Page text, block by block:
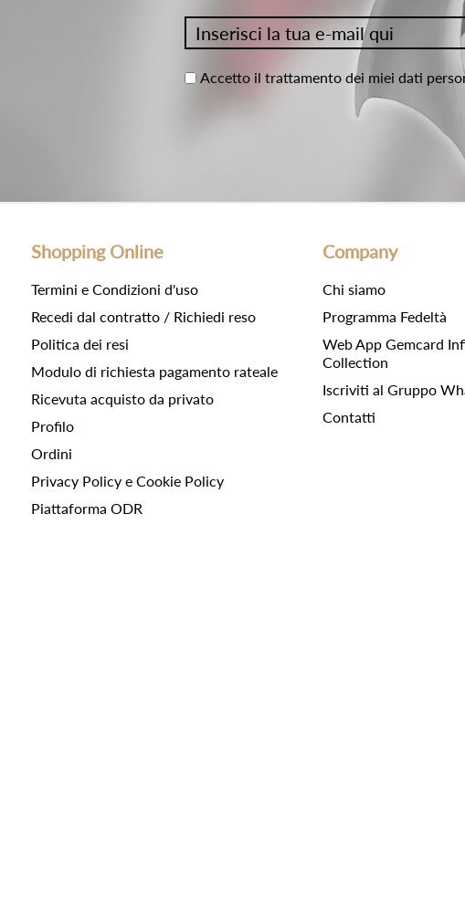
Accetto il trattamento dei miei dati
Shopping Online
Termini e Condizioni d'uso
Recedi dal contratto / Richiedi reso
Politica dei resi
Modulo di richiesta pagamento rateale
Ricevuta acquisto da privato
Profilo
Ordini
Privacy Policy e Cookie Policy
Piattaforma ODR
Company
Chi siamo
Programma Fedeltà
Web App Gemcard
Collection
Iscriviti al Gruppo
Contatti